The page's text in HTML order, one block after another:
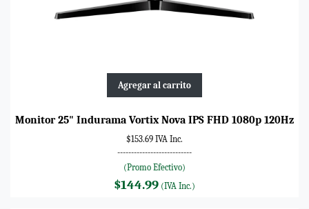
Agregar al carrito
Monitor 25" Indurama Vortix Nova IPS FHD 1080p 120Hz
$153.69 IVA Inc.
---------------------------
(Promo Efectivo)
$144.99 (IVA Inc.)